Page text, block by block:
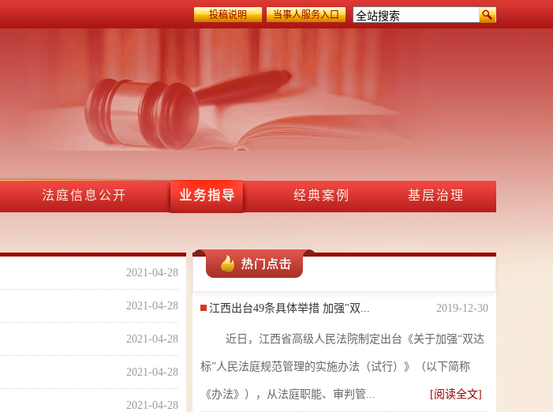
投稿说明 当事人服务入口
法庭信息公开 业务指导 经典案例 基层治理
2021-04-28
2021-04-28
2021-04-28
2021-04-28
2021-04-28
江西出台49条具体举措 加强"双... 2019-12-30
近日，江西省高级人民法院制定出台《关于加强“双达
标”人民法庭规范管理的实施办法（试行）》（以下简称
《办法》），从法庭职能、审判管... [阅读全文]